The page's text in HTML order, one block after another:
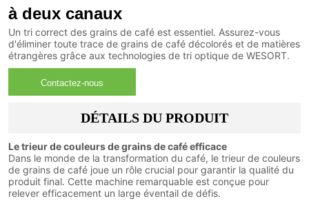
à deux canaux
Un tri correct des grains de café est essentiel. Assurez-vous
d'éliminer toute trace de grains de café décolorés et de matières
étrangères grâce aux technologies de tri optique de WESORT.
Contactez-nous
DÉTAILS DU PRODUIT
Le trieur de couleurs de grains de café efficace
Dans le monde de la transformation du café, le trieur de couleurs
de grains de café joue un rôle crucial pour garantir la qualité du
produit final. Cette machine remarquable est conçue pour
relever efficacement un large éventail de défis.